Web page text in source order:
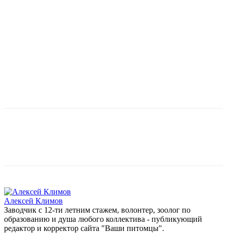
Алексей Климов
Заводчик c 12-ти летним стажем, волонтер, зоолог по
образованию и душа любого коллектива - публикующий
редактор и корректор сайта "Ваши питомцы".